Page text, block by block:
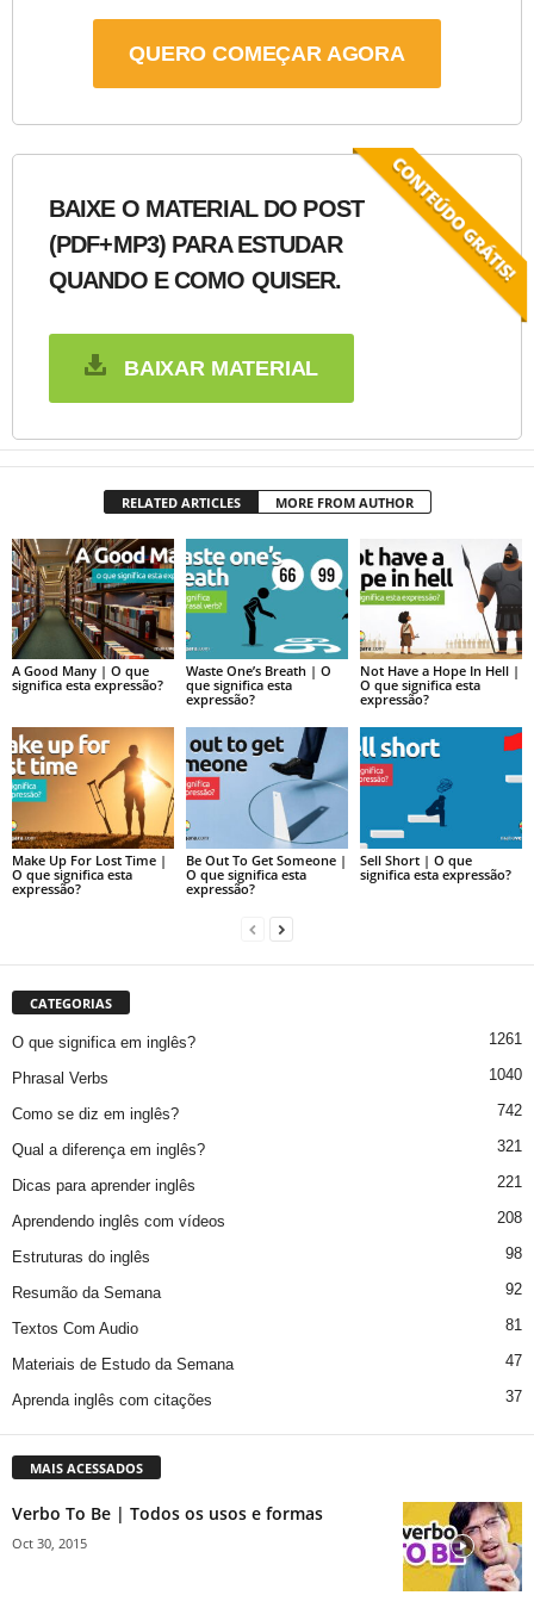
QUERO COMEÇAR AGORA
BAIXE O MATERIAL DO POST
(PDF+MP3) PARA ESTUDAR
QUANDO E COMO QUISER.
BAIXAR MATERIAL
RELATED ARTICLES MORE FROM AUTHOR
A Good Many | O que
significa esta expressão?
Waste One’s Breath | O
que significa esta
expressão?
Not Have a Hope In Hell |
O que significa esta
expressão?
Make Up For Lost Time |
O que significa esta
expressão?
Be Out To Get Someone |
O que significa esta
expressão?
Sell Short | O que
significa esta expressão?
CATEGORIAS
O que significa em inglês? 1261
Phrasal Verbs 1040
Como se diz em inglês? 742
Qual a diferença em inglês? 321
Dicas para aprender inglês 221
Aprendendo inglês com vídeos 208
Estruturas do inglês 98
Resumão da Semana 92
Textos Com Audio 81
Materiais de Estudo da Semana 47
Aprenda inglês com citações 37
MAIS ACESSADOS
Verbo To Be | Todos os usos e formas
Oct 30, 2015